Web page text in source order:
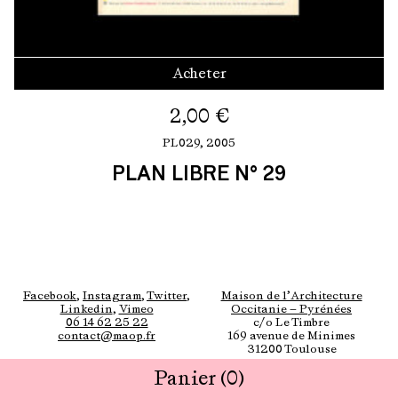
Acheter
2,00 €
PL029, 2005
PLAN LIBRE N° 29
Panier (0)
Facebook, Instagram, Twitter,
Linkedin, Vimeo
Maison de l’Architecture
Occitanie — Pyrénées
06 14 62 25 22
contact@maop.fr
c/o Le Timbre
169 avenue de Minimes
31200 Toulouse